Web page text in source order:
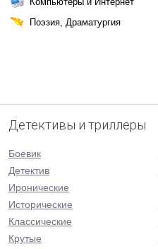
Поэзия, Драматургия
Детективы и триллеры
Боевик
Детектив
Иронические
Исторические
Классические
Крутые